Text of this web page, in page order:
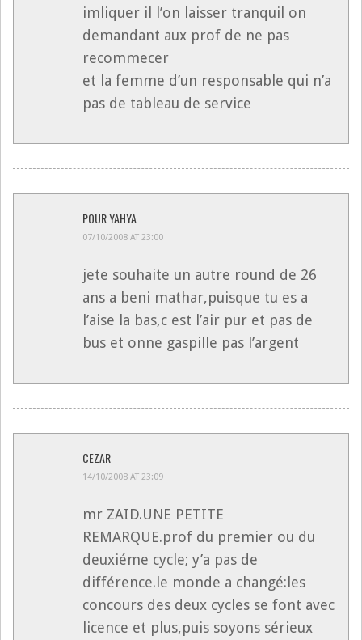
imliquer il l’on laisser tranquil on
demandant aux prof de ne pas
recommecer
et la femme d’un responsable qui n’a
pas de tableau de service
POUR YAHYA
07/10/2008 AT 23:00
jete souhaite un autre round de 26
ans a beni mathar,puisque tu es a
l’aise la bas,c est l’air pur et pas de
bus et onne gaspille pas l’argent
CEZAR
14/10/2008 AT 23:09
mr ZAID.UNE PETITE
REMARQUE.prof du premier ou du
deuxiéme cycle; y’a pas de
différence.le monde a changé:les
concours des deux cycles se font avec
licence et plus,puis soyons sérieux